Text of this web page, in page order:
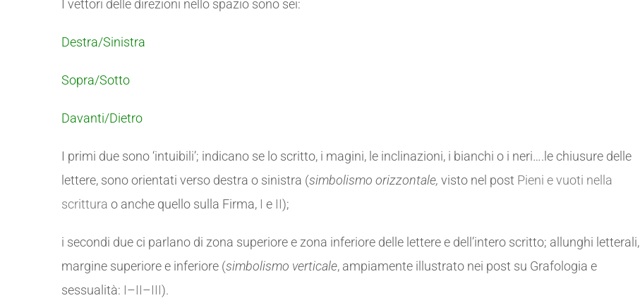
I vettori delle direzioni nello spazio sono sei:
Destra/Sinistra
Sopra/Sotto
Davanti/Dietro
I primi due sono ‘intuibili’; indicano se lo scritto, i magini, le inclinazioni, i bianchi o i neri….le chiusure delle
lettere, sono orientati verso destra o sinistra (simbolismo orizzontale, visto nel post Pieni e vuoti nella
scrittura o anche quello sulla Firma, I e II);
i secondi due ci parlano di zona superiore e zona inferiore delle lettere e dell’intero scritto; allunghi letterali,
margine superiore e inferiore (simbolismo verticale, ampiamente illustrato nei post su Grafologia e
sessualità: I–II–III).